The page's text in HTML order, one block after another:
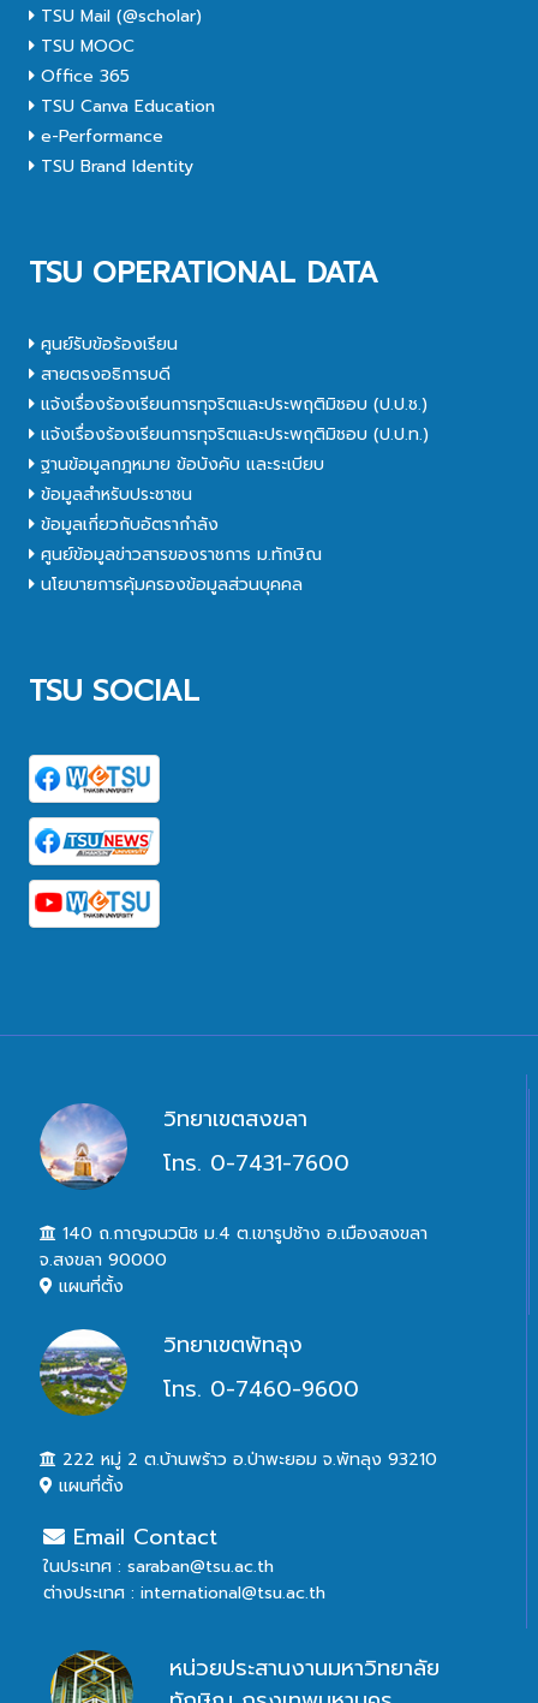
TSU Mail (@scholar)
TSU MOOC
Office 365
TSU Canva Education
e-Performance
TSU Brand Identity
TSU OPERATIONAL DATA
ศูนย์รับข้อร้องเรียน
สายตรงอธิการบดี
แจ้งเรื่องร้องเรียนการทุจริตและประพฤติมิชอบ (ป.ป.ช.)
แจ้งเรื่องร้องเรียนการทุจริตและประพฤติมิชอบ (ป.ป.ท.)
ฐานข้อมูลกฎหมาย ข้อบังคับ และระเบียบ
ข้อมูลสำหรับประชาชน
ข้อมูลเกี่ยวกับอัตรากำลัง
ศูนย์ข้อมูลข่าวสารของราชการ ม.ทักษิณ
นโยบายการคุ้มครองข้อมูลส่วนบุคคล
TSU SOCIAL
วิทยาเขตสงขลา
โทร. 0-7431-7600
140 ถ.กาญจนวนิช ม.4 ต.เขารูปช้าง อ.เมืองสงขลา
จ.สงขลา 90000
แผนที่ตั้ง
วิทยาเขตพัทลุง
โทร. 0-7460-9600
222 หมู่ 2 ต.บ้านพร้าว อ.ป่าพะยอม จ.พัทลุง 93210
แผนที่ตั้ง
Email Contact
ในประเทศ : saraban@tsu.ac.th
ต่างประเทศ : international@tsu.ac.th
หน่วยประสานงานมหาวิทยาลัย